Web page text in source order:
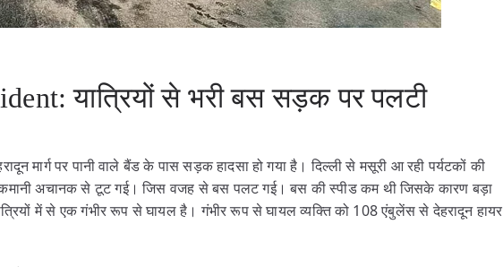
यात्रियों से भरी बस सड़क पर पलटी
मार्ग पर पानी वाले बैंड के पास सड़क हादसा हो गया है। दिल्ली से मसूरी आ रही पर्यटकों की
अचानक से टूट गई। जिस वजह से बस पलट गई। बस की स्पीड कम थी जिसके कारण बड़ा
में से एक गंभीर रूप से घायल है। गंभीर रूप से घायल व्यक्ति को 108 एंबुलेंस से देहरादून हायर